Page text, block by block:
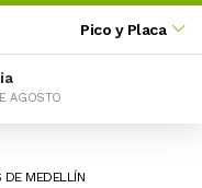
Pico y Placa
AGOSTO
DE MEDELLÍN